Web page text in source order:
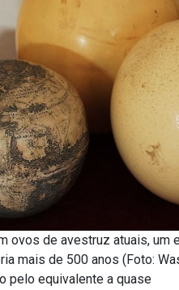
ovos de avestruz atuais, um
mais de 500 anos (Foto:
pelo equivalente a quase